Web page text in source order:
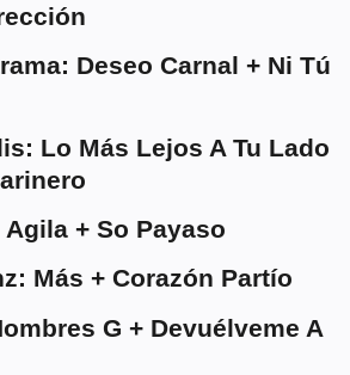
Deseo Carnal + Ni Tú
Lo Más Lejos A Tu Lado
+ So Payaso
Más + Corazón Partío
G + Devuélveme A